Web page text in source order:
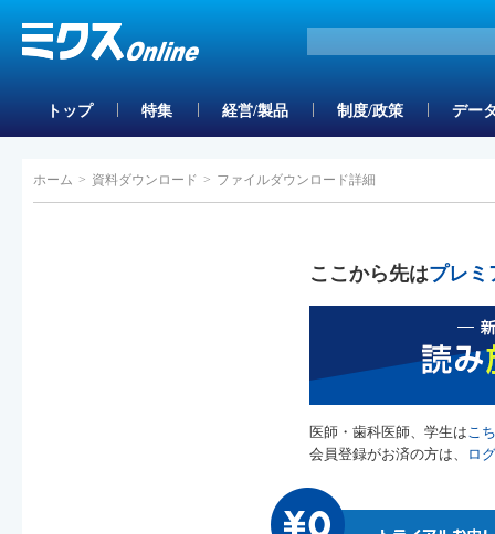
トップ 特集 経営/製品 制度/政策 デー
ホーム > 資料ダウンロード > ファイルダウンロード詳細
ここから先はプレミ
医師・歯科医師、学生はこ
会員登録がお済の方は、
ロ